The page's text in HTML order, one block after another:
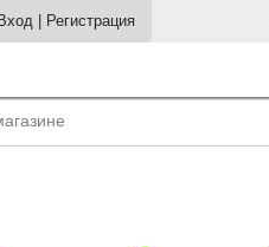
Вход Регистрация